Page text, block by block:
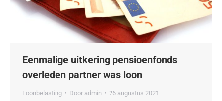
Eenmalige uitkering pensioenfonds
overleden partner was loon
Loonbelasting Door admin 26 augustus 2021